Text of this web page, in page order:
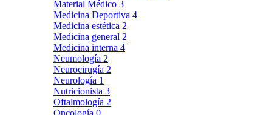
Material Médico 3
Medicina Deportiva 4
Medicina estética 2
Medicina general 2
Medicina interna 4
Neumología 2
Neurocirugía 2
Neurología 1
Nutricionista 3
Oftalmología 2
Oncología 0